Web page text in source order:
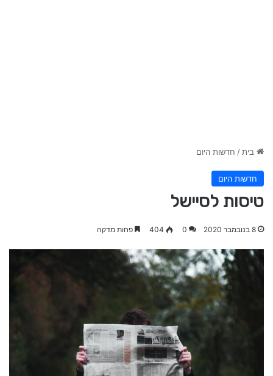
בית/ חדשות היום
חדשות היום
טיסות לסיישל
8 בנובמבר 2020 0
404 פחות מדקה